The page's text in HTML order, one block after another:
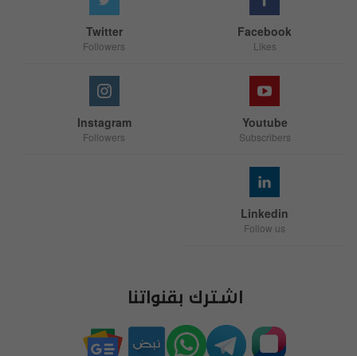
Facebook
Likes
Twitter
Followers
Youtube
Subscribers
Instagram
Followers
Linkedin
Follow us
اشترك بقنواتنا